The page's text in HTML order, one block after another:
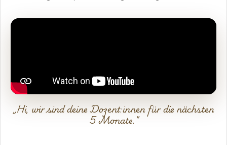
„Hi, wir sind deine Dozent:innen für die nächsten
5 Monate."